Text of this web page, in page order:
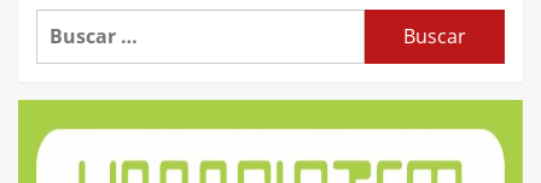
Buscar: